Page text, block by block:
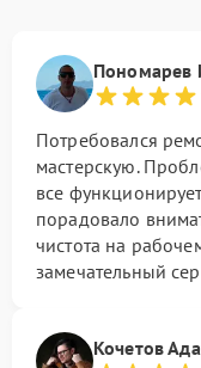
Пономарев
Потребовался
мастерскую.
все
порадовало
чистота на
замечательный
Кочетов